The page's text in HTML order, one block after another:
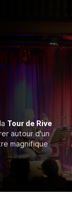
Tour de Rive
autour d'un
magnifique